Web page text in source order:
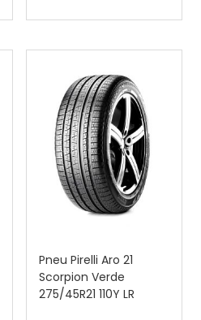
Pneu Pirelli Aro 21
Scorpion Verde
275/45R21 110Y LR